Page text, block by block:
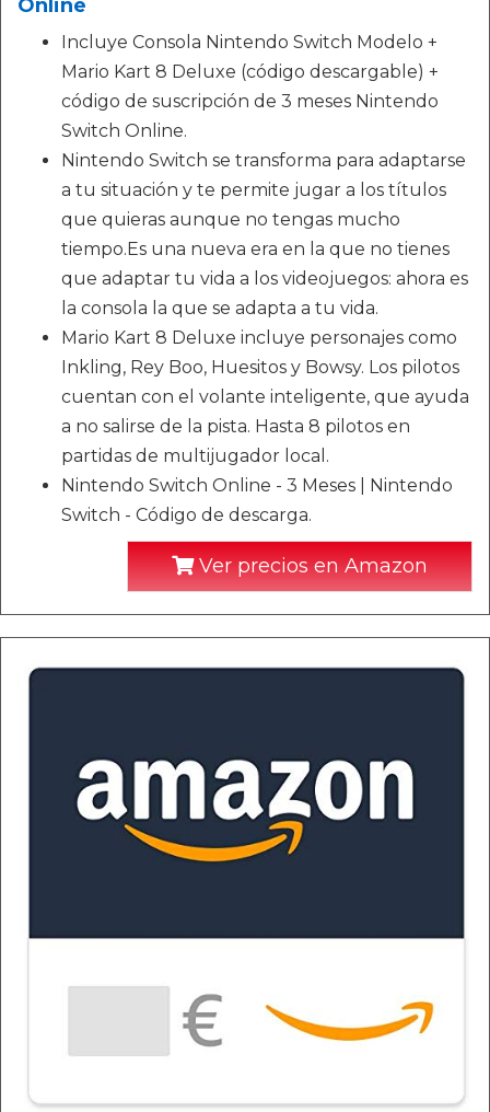
Online
Incluye Consola Nintendo Switch Modelo +
Mario Kart 8 Deluxe (código descargable) +
código de suscripción de 3 meses Nintendo
Switch Online.
Nintendo Switch se transforma para adaptarse
a tu situación y te permite jugar a los títulos
que quieras aunque no tengas mucho
tiempo.Es una nueva era en la que no tienes
que adaptar tu vida a los videojuegos: ahora es
la consola la que se adapta a tu vida.
Mario Kart 8 Deluxe incluye personajes como
Inkling, Rey Boo, Huesitos y Bowsy. Los pilotos
cuentan con el volante inteligente, que ayuda
a no salirse de la pista. Hasta 8 pilotos en
partidas de multijugador local.
Nintendo Switch Online - 3 Meses | Nintendo
Switch - Código de descarga.
Ver precios en Amazon